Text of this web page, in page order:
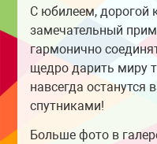
С юбилеем, дорогой
замечательный
гармонично
щедро дарить миру
навсегда
спутниками!
Больше фото в